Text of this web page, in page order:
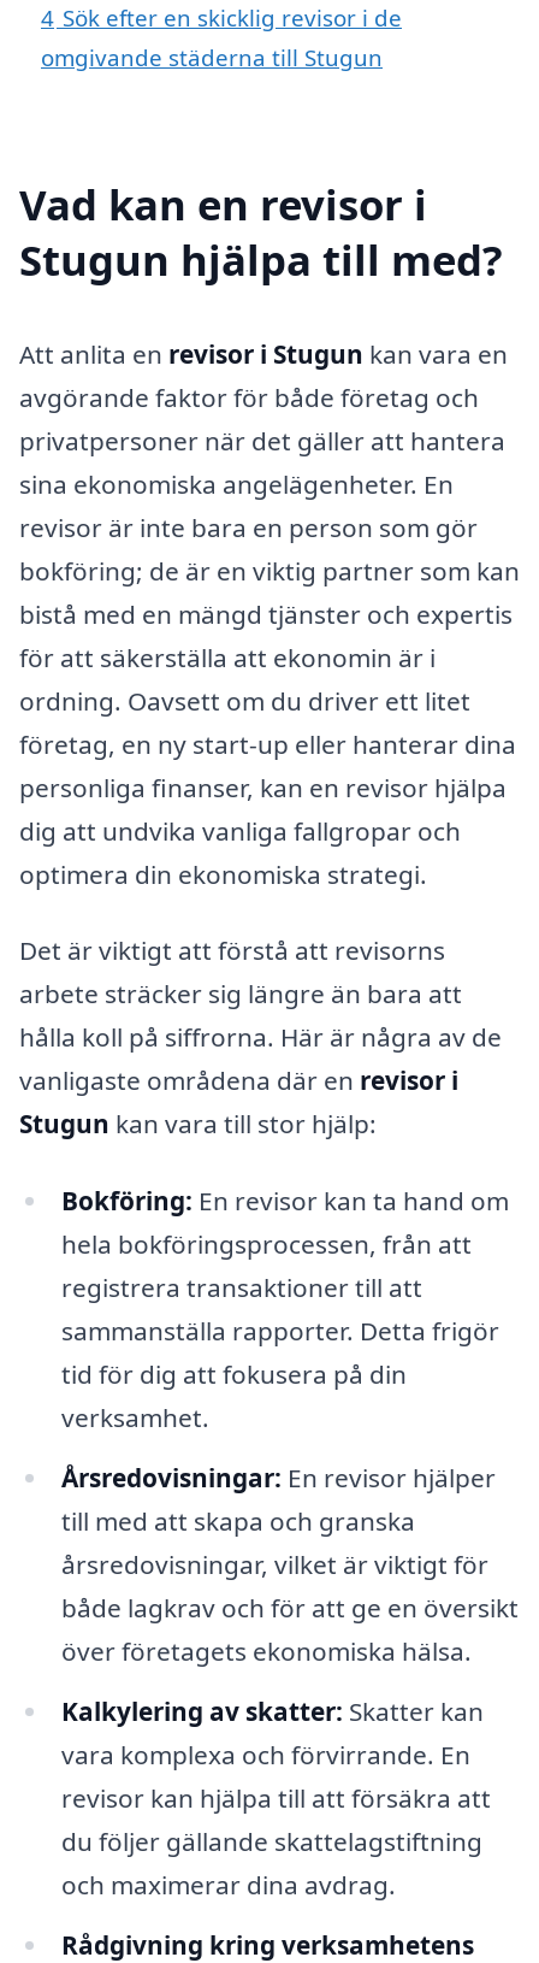
4 Sök efter en skicklig revisor i de
omgivande städerna till Stugun
Vad kan en revisor i
Stugun hjälpa till med?
Att anlita en revisor i Stugun kan vara en
avgörande faktor för både företag och
privatpersoner när det gäller att hantera
sina ekonomiska angelägenheter. En
revisor är inte bara en person som gör
bokföring; de är en viktig partner som kan
bistå med en mängd tjänster och expertis
för att säkerställa att ekonomin är i
ordning. Oavsett om du driver ett litet
företag, en ny start-up eller hanterar dina
personliga finanser, kan en revisor hjälpa
dig att undvika vanliga fallgropar och
optimera din ekonomiska strategi.
Det är viktigt att förstå att revisorns
arbete sträcker sig längre än bara att
hålla koll på siffrorna. Här är några av de
vanligaste områdena där en revisor i
Stugun kan vara till stor hjälp:
Bokföring: En revisor kan ta hand om
hela bokföringsprocessen, från att
registrera transaktioner till att
sammanställa rapporter. Detta frigör
tid för dig att fokusera på din
verksamhet.
Årsredovisningar: En revisor hjälper
till med att skapa och granska
årsredovisningar, vilket är viktigt för
både lagkrav och för att ge en översikt
över företagets ekonomiska hälsa.
Kalkylering av skatter: Skatter kan
vara komplexa och förvirrande. En
revisor kan hjälpa till att försäkra att
du följer gällande skattelagstiftning
och maximerar dina avdrag.
Rådgivning kring verksamhetens